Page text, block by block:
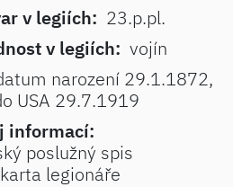
v legiích: 23.p.pl.
v legiích: vojín
narození 29.1.1872,
USA 29.7.1919
informací:
poslužný spis
legionáře